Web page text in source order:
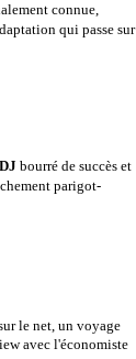
connue,
qui passe sur
DJ bourré de succès et
parigot-
le net, un voyage
avec l'économiste